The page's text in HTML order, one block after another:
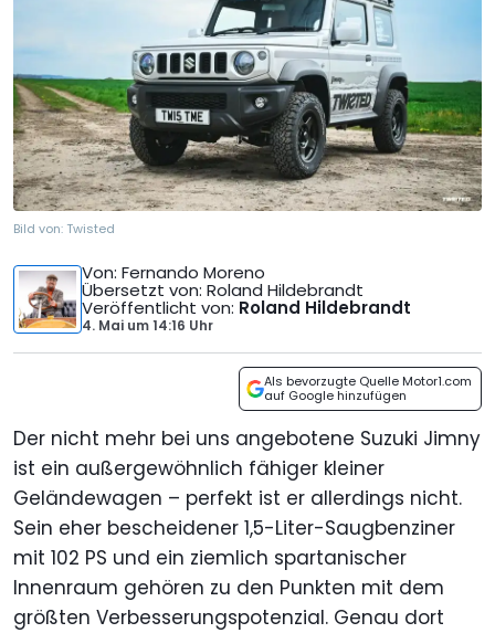
Bild von: Twisted
Von: Fernando Moreno
Übersetzt von: Roland Hildebrandt
Veröffentlicht von: Roland Hildebrandt
4. Mai um14:16 Uhr
Als bevorzugte Quelle Motor1.com
auf Google hinzufügen
Der nicht mehr bei uns angebotene Suzuki Jimny
ist ein außergewöhnlich fähiger kleiner
Geländewagen – perfekt ist er allerdings nicht.
Sein eher bescheidener 1,5-Liter-Saugbenziner
mit 102 PS und ein ziemlich spartanischer
Innenraum gehören zu den Punkten mit dem
größten Verbesserungspotenzial. Genau dort